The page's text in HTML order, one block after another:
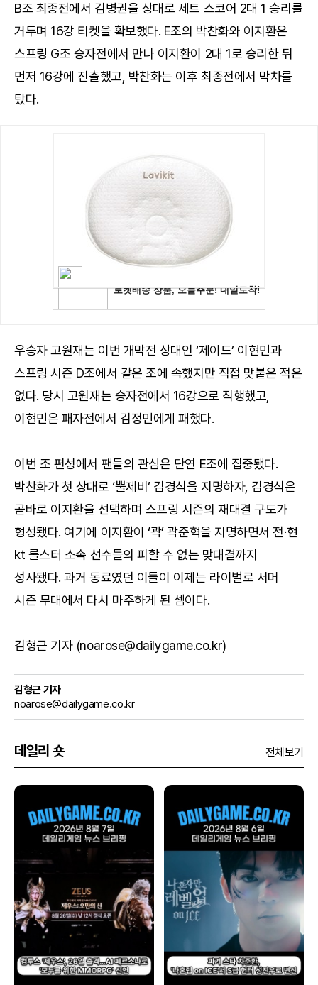
B조 최종전에서 김병권을 상대로 세트 스코어 2대 1 승리를
거두며 16강 티켓을 확보했다. E조의 박찬화와 이지환은
스프링 G조 승자전에서 만나 이지환이 2대 1로 승리한 뒤
먼저 16강에 진출했고, 박찬화는 이후 최종전에서 막차를
탔다.
우승자 고원재는 이번 개막전 상대인 ‘제이드’ 이현민과
스프링 시즌 D조에서 같은 조에 속했지만 직접 맞붙은 적은
없다. 당시 고원재는 승자전에서 16강으로 직행했고,
이현민은 패자전에서 김정민에게 패했다.
이번 조 편성에서 팬들의 관심은 단연 E조에 집중됐다.
박찬화가 첫 상대로 ‘뿔제비’ 김경식을 지명하자, 김경식은
곧바로 이지환을 선택하며 스프링 시즌의 재대결 구도가
형성됐다. 여기에 이지환이 ‘곽’ 곽준혁을 지명하면서 전·현
kt 롤스터 소속 선수들의 피할 수 없는 맞대결까지
성사됐다. 과거 동료였던 이들이 이제는 라이벌로 서머
시즌 무대에서 다시 마주하게 된 셈이다.
김형근 기자 (noarose@dailygame.co.kr)
김형근 기자
noarose@dailygame.co.kr
데일리 숏 전체보기